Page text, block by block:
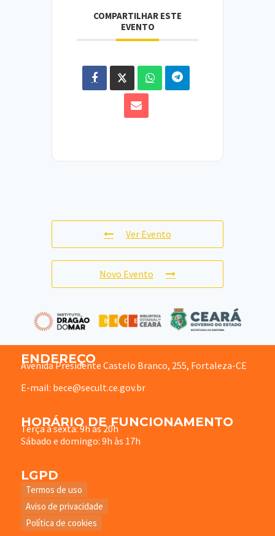
COMPARTILHAR ESTE
EVENTO
Ver Evento
Novo Evento
ENDEREÇO
Avenida Presidente Castelo Branco, 255, Fortaleza-CE
E-mail: bece@secult.ce.gov.br
HORÁRIO DE FUNCIONAMENTO
Terça à sexta: 9h às 20h
Sábado e domingo: 9h às 17h
LGPD
Termos de uso
Aviso de privacidade
Política de cookies